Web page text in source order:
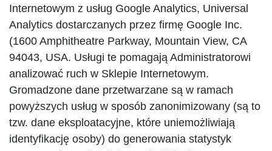
Internetowym z usług Google Analytics, Universal
Analytics dostarczanych przez firmę Google Inc.
(1600 Amphitheatre Parkway, Mountain View, CA
94043, USA. Usługi te pomagają Administratorowi
analizować ruch w Sklepie Internetowym.
Gromadzone dane przetwarzane są w ramach
powyższych usług w sposób zanonimizowany (są to
tzw. dane eksploatacyjne, które uniemożliwiają
identyfikację osoby) do generowania statystyk